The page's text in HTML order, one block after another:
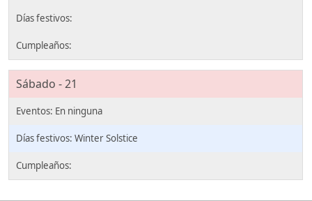
Sábado - 21
Winter Solstice